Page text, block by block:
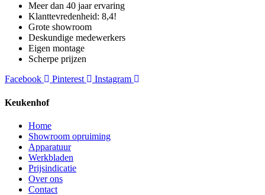
Meer dan 40 jaar ervaring
Klanttevredenheid: 8,4!
Grote showroom
Deskundige medewerkers
Eigen montage
Scherpe prijzen
Facebook
Pinterest Instagram
Keukenhof
Home
Showroom opruiming
Apparatuur
Werkbladen
Prijsindicatie
Over ons
Contact